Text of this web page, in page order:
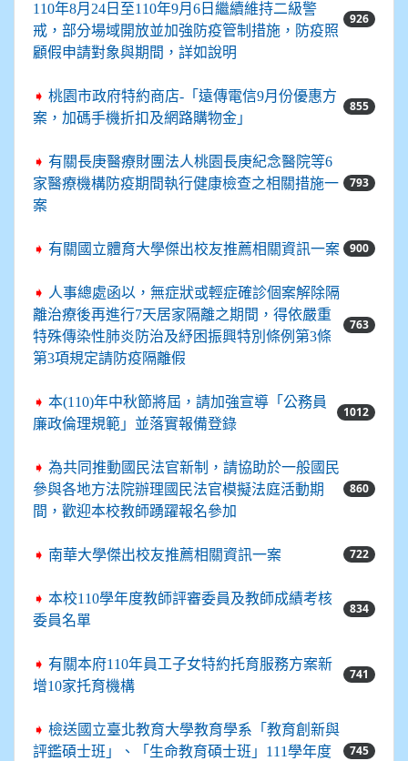
110年8月24日至110年9月6日繼續維持二級警
戒，部分場域開放並加強防疫管制措施，防疫照
顧假申請對象與期間，詳如說明
926
➧ 桃園市政府特約商店-「遠傳電信9月份優惠方
案，加碼手機折扣及網路購物金」
855
➧ 有關長庚醫療財團法人桃園長庚紀念醫院等6
家醫療機構防疫期間執行健康檢查之相關措施一
案
793
➧ 有關國立體育大學傑出校友推薦相關資訊一案 900
➧ 人事總處函以，無症狀或輕症確診個案解除隔
離治療後再進行7天居家隔離之期間，得依嚴重
特殊傳染性肺炎防治及紓困振興特別條例第3條
第3項規定請防疫隔離假
763
➧ 本(110)年中秋節將屆，請加強宣導「公務員
廉政倫理規範」並落實報備登錄
1012
➧ 為共同推動國民法官新制，請協助於一般國民
參與各地方法院辦理國民法官模擬法庭活動期
間，歡迎本校教師踴躍報名參加
860
➧ 南華大學傑出校友推薦相關資訊一案 722
➧ 本校110學年度教師評審委員及教師成績考核
委員名單
834
➧ 有關本府110年員工子女特約托育服務方案新
增10家托育機構
741
➧ 檢送國立臺北教育大學教育學系「教育創新與
評鑑碩士班」、「生命教育碩士班」111學年度
745